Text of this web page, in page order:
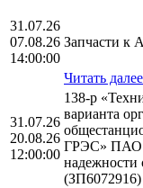
31.07.26
07.08.26
14:00:00
Запчасти к
Читать далее
31.07.26
20.08.26
12:00:00
138-р
варианта
ГРЭС» ПАО
надежности
(ЗП6072916)